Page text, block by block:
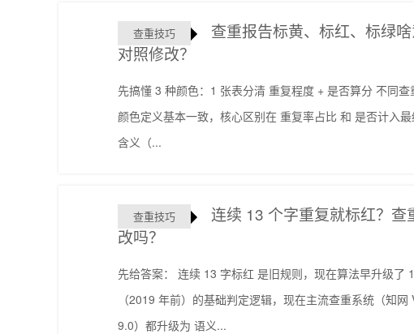
查重技巧
查重报告标黄、标红、标绿
对照修改？
先搞懂 3 种颜色：1 张表分清 重复程度 + 是否算分 不同查
颜色定义基本一致，核心区别在 重复率占比 和 是否计入
含义（...
查重技巧
连续 13 个字重复就标红？查
改吗？
先给答案： 连续 13 字标红 是旧规则，现在算法早升级了
（2019 年前）的基础判定逻辑，现在主流查重系统（知
9.0）都升级为 语义...